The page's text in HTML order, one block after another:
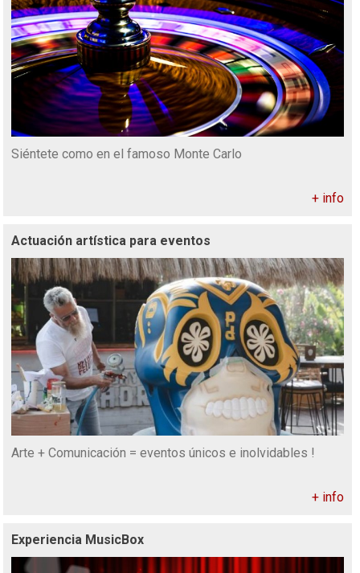
Siéntete como en el famoso Monte Carlo
+ info
Actuación artística para eventos
Arte + Comunicación = eventos únicos e inolvidables !
+ info
Experiencia MusicBox